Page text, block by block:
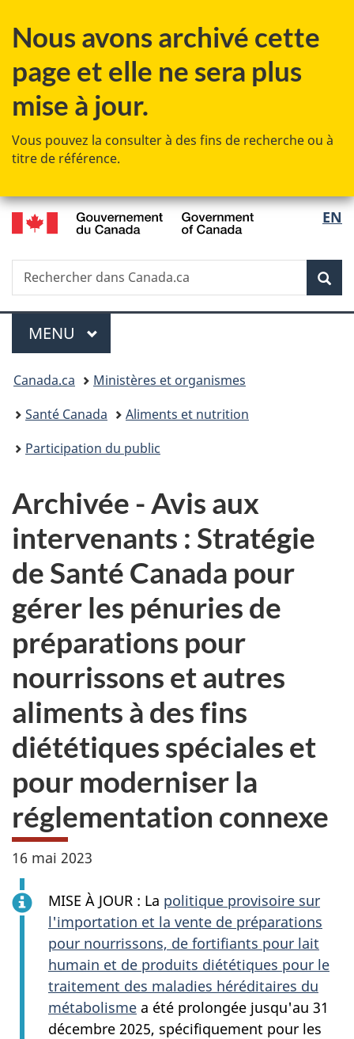
au
principal
à
Au
»
à
version
Nous avons archivé cette
page et elle ne sera plus
mise à jour.
Vous pouvez la consulter à des fins de recherche ou à
titre de référence.
de
la
EN
Recherche
Rechercher
dans
Menu
MENU PRINCIPAL
Vous
êtes
ici :
Canada.ca
Ministères et organismes
Santé Canada
Aliments et nutrition
Participation du public
Archivée - Avis aux
intervenants : Stratégie
de Santé Canada pour
gérer les pénuries de
préparations pour
nourrissons et autres
aliments à des fins
diététiques spéciales et
pour moderniser la
réglementation connexe
16 mai 2023
MISE À JOUR : La politique provisoire sur
l'importation et la vente de préparations
pour nourrissons, de fortifiants pour lait
humain et de produits diététiques pour le
traitement des maladies héréditaires du
métabolisme a été prolongée jusqu'au 31
décembre 2025, spécifiquement pour les